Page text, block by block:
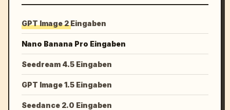
GPT Image 2 Eingaben
Nano Banana Pro Eingaben
Seedream 4.5 Eingaben
GPT Image 1.5 Eingaben
Seedance 2.0 Eingaben